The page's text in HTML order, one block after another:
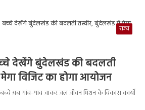
राज्य
देखेंगे बुंदेलखंड की बदलती
विजिट का होगा आयोजन
अब गांव-गांव जाकर जल जीवन मिशन के विकास कार्यों